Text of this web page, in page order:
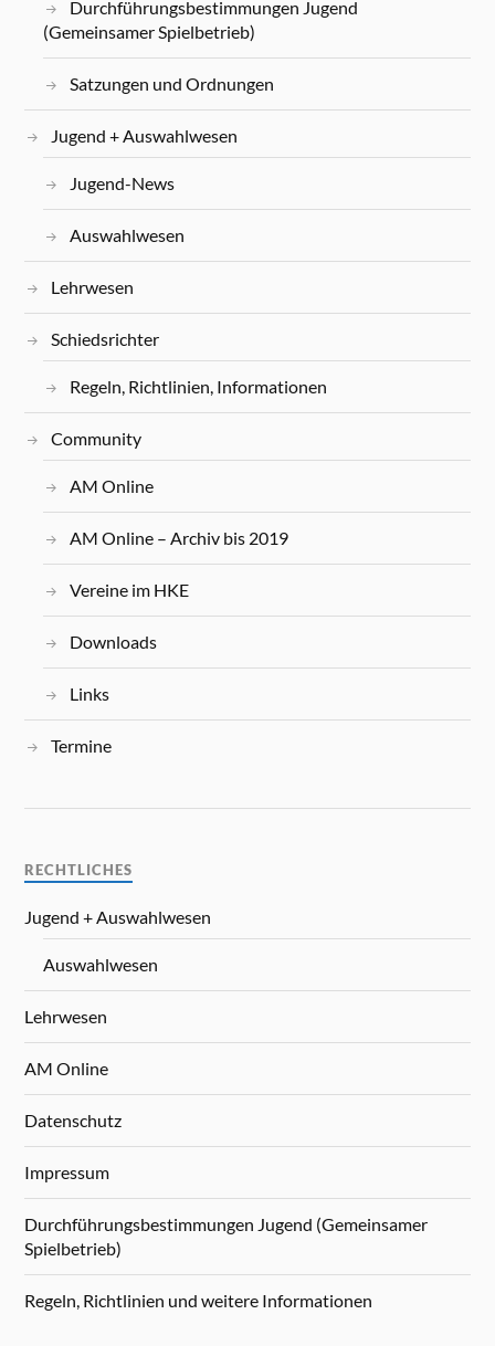
Durchführungsbestimmungen Jugend
(Gemeinsamer Spielbetrieb)
Satzungen und Ordnungen
Jugend + Auswahlwesen
Jugend-News
Auswahlwesen
Lehrwesen
Schiedsrichter
Regeln, Richtlinien, Informationen
Community
AM Online
AM Online – Archiv bis 2019
Vereine im HKE
Downloads
Links
Termine
RECHTLICHES
Jugend + Auswahlwesen
Auswahlwesen
Lehrwesen
AM Online
Datenschutz
Impressum
Durchführungsbestimmungen Jugend (Gemeinsamer
Spielbetrieb)
Regeln, Richtlinien und weitere Informationen